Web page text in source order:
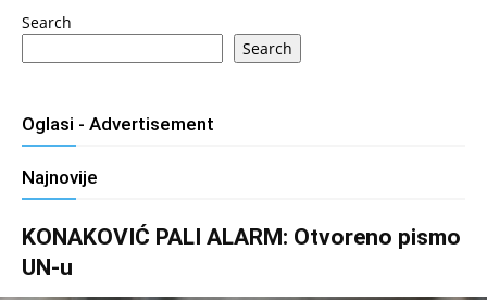
Search
Search
Oglasi - Advertisement
Najnovije
KONAKOVIĆ PALI ALARM: Otvoreno pismo
UN-u